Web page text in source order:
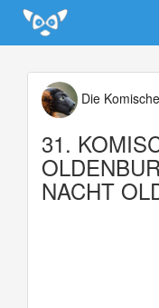
Update cookies preferences
Die
31.
NACHT